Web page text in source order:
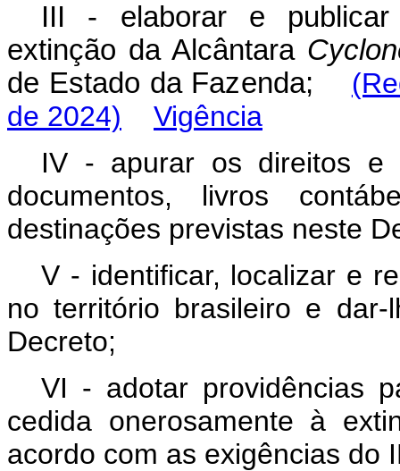
III - elaborar e publicar
extinção da Alcântara
de Estado da Fazenda;
de 2024)
Vigência
IV - apurar os direitos e
documentos, livros
destinações previstas neste
V - identificar, localizar e
no território brasileiro e dar-
Decreto;
VI - adotar providências
cedida onerosamente à
acordo com as exigências do